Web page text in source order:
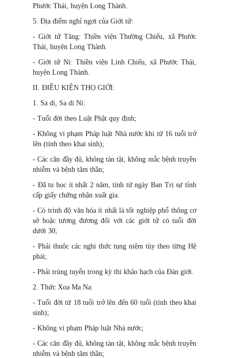
Phước Thái, huyện Long Thành.
5. Địa điểm nghỉ ngơi của Giới tử:
- Giới tử Tăng: Thiền viện Thường Chiếu, xã Phước
Thái, huyện Long Thành.
- Giới tử Ni: Thiền viện Linh Chiếu, xã Phước Thái,
huyện Long Thành.
II. ĐIỀU KIỆN THỌ GIỚI:
1. Sa di, Sa di Ni:
- Tuổi đời theo Luật Phật quy định;
- Không vi phạm Pháp luật Nhà nước khi từ 16 tuổi trở
lên (tính theo khai sinh);
- Các căn đầy đủ, không tàn tật, không mắc bệnh truyền
nhiễm và bệnh tâm thần;
- Đã tu học ít nhất 2 năm, tính từ ngày Ban Trị sự tỉnh
cấp giấy chứng nhận xuất gia.
- Có trình độ văn hóa ít nhất là tốt nghiệp phổ thông cơ
sở hoặc tương đương đối với các giới tử có tuổi đời
dưới 30;
- Phải thuộc các nghi thức tụng niệm tùy theo từng Hệ
phái;
- Phải trúng tuyển trong kỳ thi khảo hạch của Đàn giới.
2. Thức Xoa Ma Na:
- Tuổi đời từ 18 tuổi trở lên đến 60 tuổi (tính theo khai
sinh);
- Không vi phạm Pháp luật Nhà nước;
- Các căn đầy đủ, không tàn tật, không mắc bệnh truyền
nhiễm và bệnh tâm thần;